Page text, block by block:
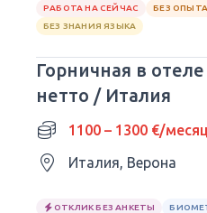
РАБОТА НА СЕЙЧАС
БЕЗ
БЕЗ ЗНАНИЯ ЯЗЫКА
Горничная в отеле
нетто / Италия
1100 – 1300 €/месяц
Италия, Верона
ОТКЛИК БЕЗ АНКЕТЫ